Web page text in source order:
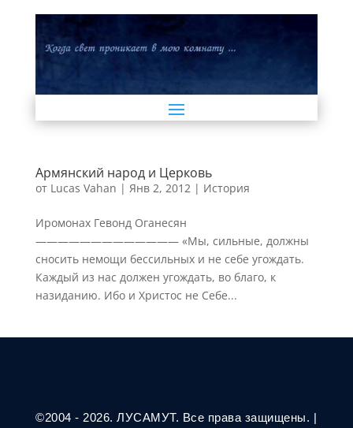
Армянский народ и Церковь
от Lucas Vahan | Янв 2, 2012| История
Иромонах Гевонд Оганесян
————————————— «Мы, сильные, должны
сносить немощи бессильных и не себе угождать.
Каждый из нас должен угождать, во благо, к
назиданию. Ибо и Христос не Себе...
©2004 - 2026. ЛУСАМУТ. Все права защищены. |